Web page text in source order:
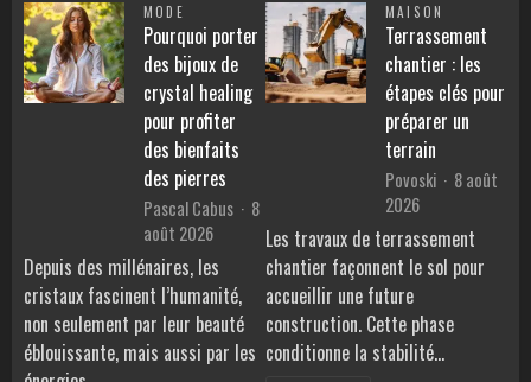
MODE
Pourquoi porter
des bijoux de
crystal healing
pour profiter
des bienfaits
des pierres
Pascal Cabus
8
août 2026
Depuis des millénaires, les
cristaux fascinent l’humanité,
non seulement par leur beauté
éblouissante, mais aussi par les
MAISON
Terrassement
chantier : les
étapes clés pour
préparer un
terrain
Povoski
8 août
2026
Les travaux de terrassement
chantier façonnent le sol pour
accueillir une future
construction. Cette phase
conditionne la stabilité…